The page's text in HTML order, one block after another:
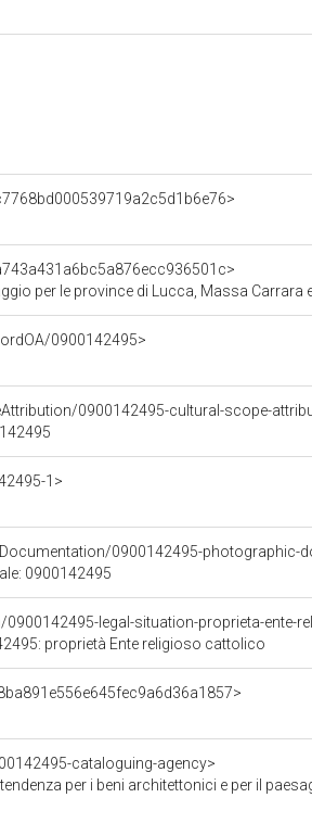
per le province di Lucca, Massa Carrara
0900142495>
0900142495-cultural-scope-
1>
0900142495-photographic-
0900142495
legal-situation-proprieta-ente-
proprietà Ente religioso cattolico
cataloguing-agency>
i beni architettonici e per il paesaggio, per il